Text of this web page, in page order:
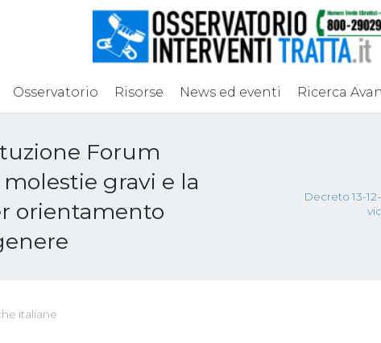
Osservatorio Risorse News ed eventi Ricerca
Forum
gravi e la
orientamento
Decreto 13-
italiane